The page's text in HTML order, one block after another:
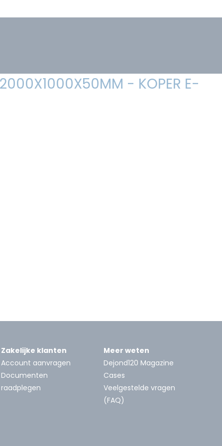
- KOPER E-
Zakelijke klanten
Account aanvragen
Documenten
raadplegen
Meer weten
Dejond120 Magazine
Cases
Veelgestelde vragen
(FAQ)